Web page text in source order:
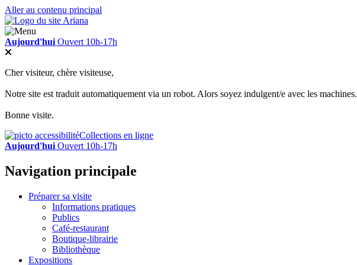
Aller au contenu principal
Aujourd'hui Ouvert 10h-17h
Cher visiteur, chère visiteuse,
Notre site est traduit automatiquement via un robot. Alors soyez indulgent/e avec les machines.
Bonne visite.
Collections en ligne
Aujourd'hui Ouvert 10h-17h
Navigation principale
Préparer sa visite
Informations pratiques
Publics
Café-restaurant
Boutique-librairie
Bibliothèque
Expositions